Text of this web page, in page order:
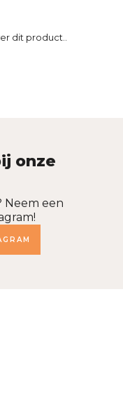
dit product..
onze
Neem een